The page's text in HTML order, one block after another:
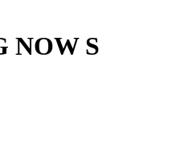
NOW S